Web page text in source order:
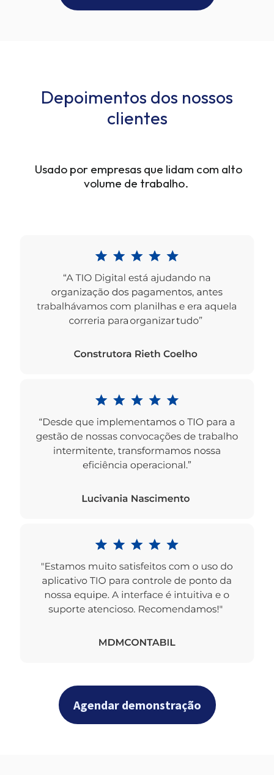
Depoimentos dos nossos
clientes
Usado por empresas que lidam com alto
volume de trabalho.
Agendar demonstração